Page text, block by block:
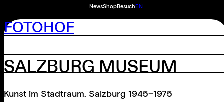
NewsShopBesuchEN
FOTOHOF
SALZBURG MUSEUM
Kunst im Stadtraum. Salzburg 1945–1975